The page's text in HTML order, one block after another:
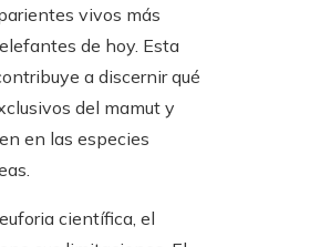
vivos más
de hoy. Esta
a discernir qué
del mamut y
en las especies
científica, el